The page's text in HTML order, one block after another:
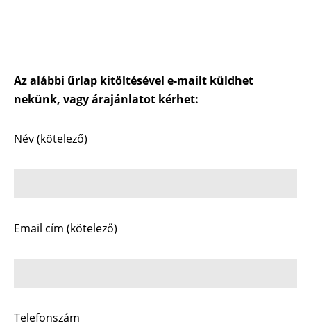
Az alábbi űrlap kitöltésével e-mailt küldhet
nekünk, vagy árajánlatot kérhet:
Név (kötelező)
Email cím (kötelező)
Telefonszám